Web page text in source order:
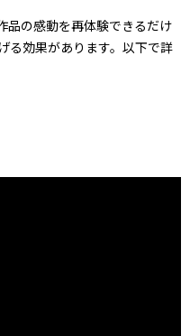
品の感動を再体験できるだけ
る効果があります。以下で詳